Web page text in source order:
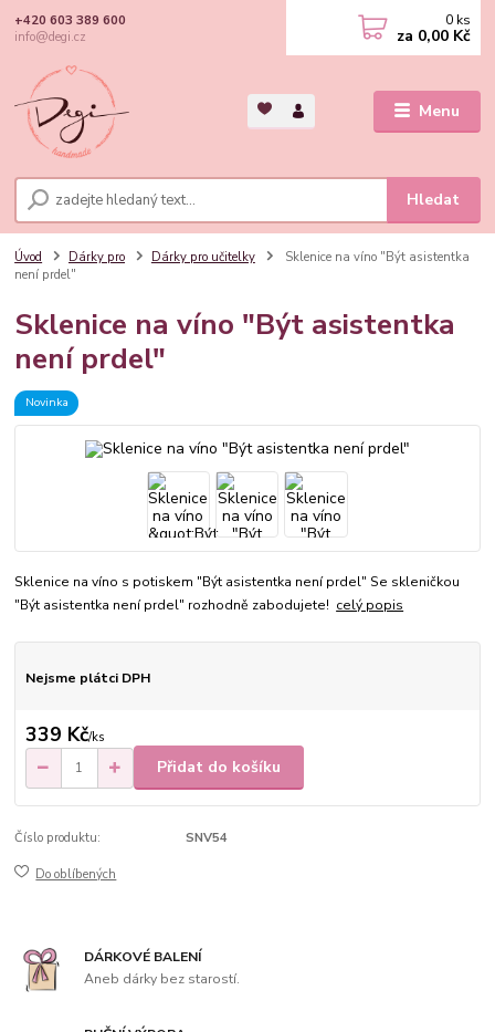
Menu
Hledat
+420 603 389 600
info@degi.cz
0 ks
za 0,00 Kč
Úvod Dárky pro Dárky pro učitelky
Sklenice na víno "Být asistentka
není prdel"
Sklenice na víno "Být asistentka
není prdel"
Novinka
Sklenice na víno s potiskem "Být asistentka není prdel" Se skleničkou
"Být asistentka není prdel" rozhodně zabodujete! celý popis
Nejsme plátci DPH
339 Kč/ks
Přidat do košíku
Číslo produktu: SNV54
Do oblíbených
DÁRKOVÉ BALENÍ
Aneb dárky bez starostí.